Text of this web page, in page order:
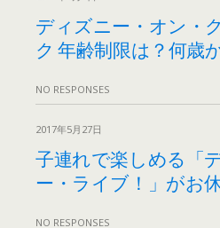
ディズニー・オン・
ク 年齢制限は？何歳
NO RESPONSES
2017年5月27日
子連れで楽しめる「
ー・ライブ！」がお
NO RESPONSES